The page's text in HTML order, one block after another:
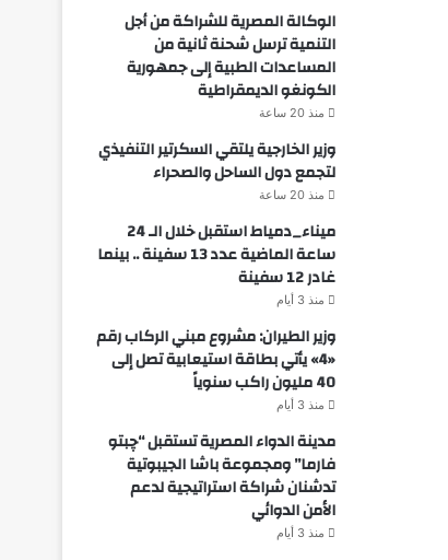
الوكالة المصرية للشراكة من أجل
التنمية ترسل شحنة ثانية من
المساعدات الطبية إلى جمهورية
الكونغو الديمقراطية
منذ 20 ساعة
وزير الخارجية يلتقي السكرتير التنفيذي
لتجمع دول الساحل والصحراء
منذ 20 ساعة
ميناء_دمياط استقبل خلال الـ 24
ساعة الماضية عدد 13 سفينة .. بينما
غادر 12 سفينة
منذ 3 أيام
وزير الطيران: مشروع مبني الركاب رقم
«4» يأتي بطاقة استيعابية تصل إلى
40 مليون راكب سنوياً
منذ 3 أيام
مدينة الدواء المصرية تستقبل “چبتو
فارما” ومجموعة باشا الجيبوتية
تدشنان شراكة استراتيجية لدعم
الأمن الدوائي
منذ 3 أيام